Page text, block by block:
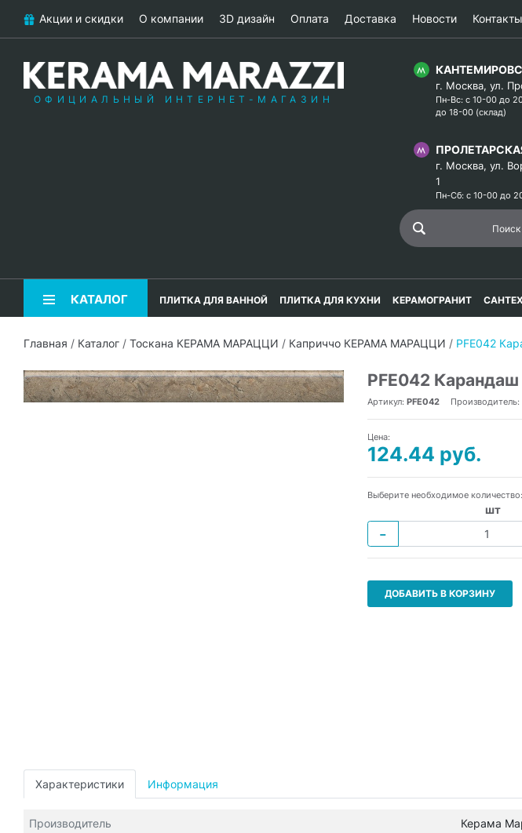
Акции и скидки О компании 3D дизайн Оплата Доставка Новости Контакты
ОФИЦИАЛЬНЫЙ ИНТЕРНЕТ-МАГАЗИН
г. Москва, ул.
Пн-Вс: с 10-00 до
до 18-00 (склад)
г. Москва, ул.
1
Пн-Сб: с 10-00 до
КАТАЛОГ ПЛИТКА ДЛЯ ВАННОЙ ПЛИТКА ДЛЯ КУХНИ КЕРАМОГРАНИТ
Главная / Каталог / Тоскана КЕРАМА МАРАЦЦИ / Каприччо КЕРАМА МАРАЦЦИ / PFE042
PFE042
Артикул: PFE042 Производитель:
Цена:
124.44 руб.
Выберите необходимое количество:
шт
−
ДОБАВИТЬ В КОРЗИНУ
Характеристики Информация
Производитель Керама